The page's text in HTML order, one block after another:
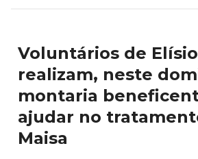
Voluntários de
realizam, neste
montaria
ajudar no
Maisa